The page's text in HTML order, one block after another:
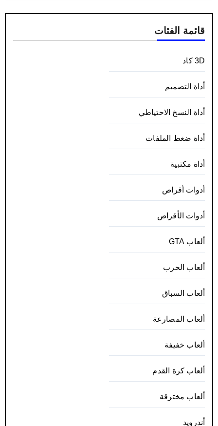
قائمة الفئات
3D كاد
أداة التصميم
أداة النسخ الاحتياطي
أداة ضغط الملفات
أداة مكتبية
أدوات أقراص
أدوات الأقراص
ألعاب GTA
ألعاب الحرب
ألعاب السباق
ألعاب المصارعة
ألعاب خفيفة
ألعاب كرة القدم
ألعاب مخترقة
أندرويد